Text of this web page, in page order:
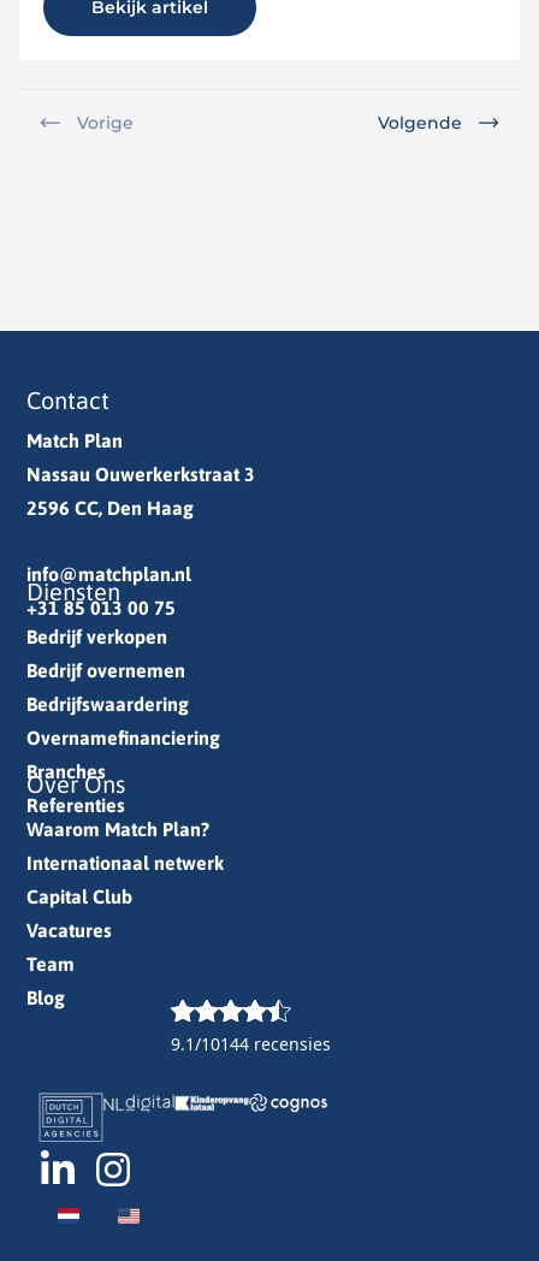
Bekijk artikel
Vorige Volgende
9.1/10144 recensies
Contact
Match Plan
Nassau Ouwerkerkstraat 3
2596 CC, Den Haag
info@matchplan.nl
+31 85 013 00 75
Diensten
Bedrijf verkopen
Bedrijf overnemen
Bedrijfswaardering
Overnamefinanciering
Branches
Referenties
Over Ons
Waarom Match Plan?
Internationaal netwerk
Capital Club
Vacatures
Team
Blog